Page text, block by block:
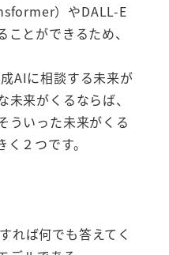
）やDALL-E
とができるため、
AIに相談する未来が
来がくるならば、
ういった未来がくる
２つです。
れば何でも答えてく